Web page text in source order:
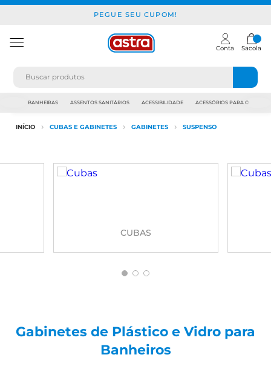
PEGUE SEU CUPOM!
Conta Sacola
BANHEIRAS ASSENTOS SANITÁRIOS ACESSIBILIDADE ACESSÓRIOS PARA
INÍCIO CUBAS E GABINETES GABINETES SUSPENSO
CUBAS
Gabinetes de Plástico e Vidro para
Banheiros